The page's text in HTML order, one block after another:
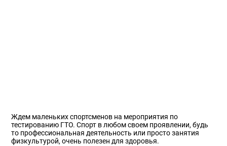
Ждем маленьких спортсменов на мероприятия по
тестированию ГТО. Спорт в любом своем проявлении, будь
то профессиональная деятельность или просто занятия
физкультурой, очень полезен для здоровья.